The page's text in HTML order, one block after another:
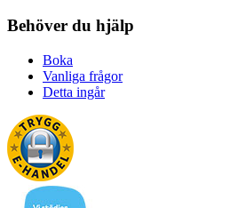
Behöver du hjälp
Boka
Vanliga frågor
Detta ingår